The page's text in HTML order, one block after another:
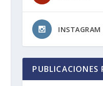
INSTAGRAM
PUBLICACIONES